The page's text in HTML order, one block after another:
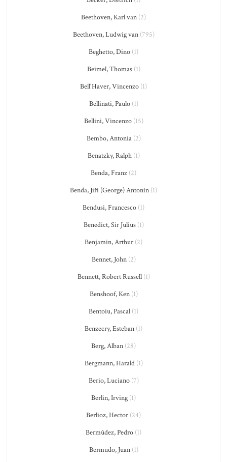
Beethoven, Karl van (2)
Beethoven, Ludwig van(795)
Beghetto, Dino (1)
Beimel, Thomas(1)
Bell'Haver, Vincenzo (1)
Bellinati, Paulo(1)
Bellini, Vincenzo(15)
Bembo, Antonia(2)
Benatzky, Ralph(1)
Benda, Franz (2)
Benda, Jiří (George) Antonín (1)
Bendusi, Francesco (1)
Benedict, Sir Julius(1)
Benjamin, Arthur (2)
Bennet, John(2)
Bennett, Robert Russell(1)
Benshoof, Ken(1)
Bentoiu, Pascal (1)
Benzecry, Esteban (1)
Berg, Alban (28)
Bergmann, Harald(1)
Berio, Luciano(7)
Berlin, Irving (1)
Berlioz, Hector (24)
Bermúdez, Pedro (1)
Bermudo, Juan(1)